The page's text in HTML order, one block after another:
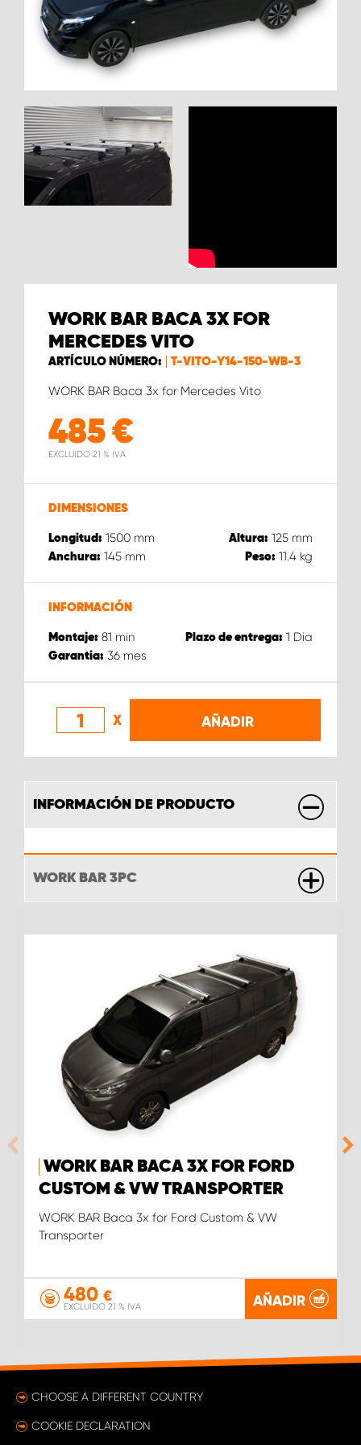
WORK BAR BACA 3X FOR
MERCEDES VITO
ARTÍCULO NÚMERO: T-VITO-Y14-150-WB-3
WORK BAR Baca 3x for Mercedes Vito
485€
EXCLUIDO 21 % IVA
DIMENSIONES
Longitud: 1500 mm Altura: 125 mm
Anchura: 145 mm Peso: 11.4 kg
INFORMACIÓN
Montaje: 81 min Plazo de entrega: 1 Dia
Garantia: 36 mes
X AÑADIR
INFORMACIÓN DE PRODUCTO
WORK BAR 3PC
WORK BAR BACA 3X FOR FORD
CUSTOM & VW TRANSPORTER
WORK BAR Baca 3x for Ford Custom & VW
Transporter
480 €
EXCLUIDO 21 % IVA AÑADIR
CHOOSE A DIFFERENT COUNTRY
COOKIE DECLARATION